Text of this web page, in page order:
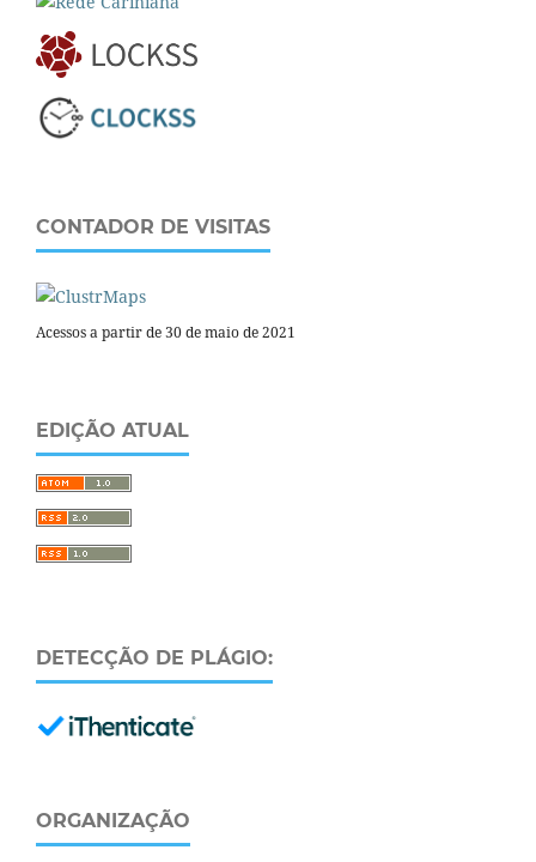
CONTADOR DE VISITAS
Acessos a partir de 30 de maio de 2021
EDIÇÃO ATUAL
DETECÇÃO DE PLÁGIO:
ORGANIZAÇÃO